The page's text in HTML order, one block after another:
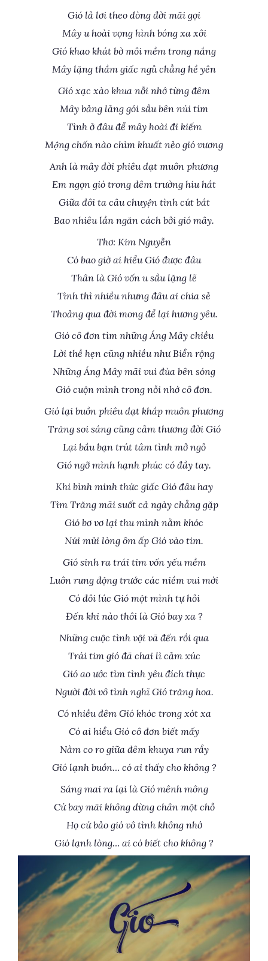
Gió lả lơi theo dòng đời mãi gọi
Mây u hoài vọng hình bóng xa xôi
Gió khao khát bờ môi mềm trong nắng
Mây lặng thầm giấc ngủ chẳng hề yên
Gió xạc xào khua nỗi nhớ từng đêm
Mây bảng lảng gói sầu bên núi tím
Tình ở đâu để mây hoài đi kiếm
Mộng chốn nào chìm khuất nẻo gió vương
Anh là mây đời phiêu dạt muôn phương
Em ngọn gió trong đêm trường hiu hắt
Giữa đôi ta câu chuyện tình cút bắt
Bao nhiêu lần ngăn cách bởi gió mây.
Thơ: Kim Nguyễn
Có bao giờ ai hiểu Gió được đâu
Thân là Gió vốn u sầu lặng lẽ
Tình thì nhiều nhưng đâu ai chia sẻ
Thoảng qua đời mong để lại hương yêu.
Gió cô đơn tìm những Áng Mây chiều
Lời thề hẹn cũng nhiều như Biển rộng
Những Áng Mây mãi vui đùa bên sóng
Gió cuộn mình trong nỗi nhớ cô đơn.
Gió lại buồn phiêu dạt khắp muôn phương
Trăng soi sáng cũng cảm thương đời Gió
Lại bầu bạn trút tâm tình mở ngỏ
Gió ngỡ mình hạnh phúc có đầy tay.
Khi bình minh thức giấc Gió đâu hay
Tìm Trăng mãi suốt cả ngày chẳng gặp
Gió bơ vơ lại thu mình nằm khóc
Núi mủi lòng ôm ấp Gió vào tim.
Gió sinh ra trái tim vốn yếu mềm
Luôn rung động trước các niềm vui mới
Có đôi lúc Gió một mình tự hỏi
Đến khi nào thôi là Gió bay xa ?
Những cuộc tình vội vã đến rồi qua
Trái tim gió đã chai lì cảm xúc
Gió ao ước tìm tình yêu đích thực
Người đời vô tình nghĩ Gió trăng hoa.
Có nhiều đêm Gió khóc trong xót xa
Có ai hiểu Gió cô đơn biết mấy
Nằm co ro giữa đêm khuya run rẩy
Gió lạnh buồn… có ai thấy cho không ?
Sáng mai ra lại là Gió mênh mông
Cứ bay mãi không dừng chân một chỗ
Họ cứ bảo gió vô tình không nhớ
Gió lạnh lòng… ai có biết cho không ?